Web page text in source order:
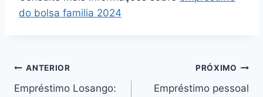
do bolsa familia 2024
Navegação
ANTERIOR
Empréstimo Losango:
PRÓXIMO
Empréstimo pessoal